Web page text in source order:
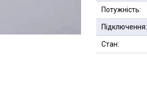
Потужність:
Підключення:
Стан: